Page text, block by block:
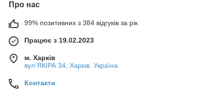
Про нас
99% позитивних з 384 відгуків за рік
Працює з 19.02.2023
м. Харків
вул ЯКІРА 34, Харків, Україна
Контакти